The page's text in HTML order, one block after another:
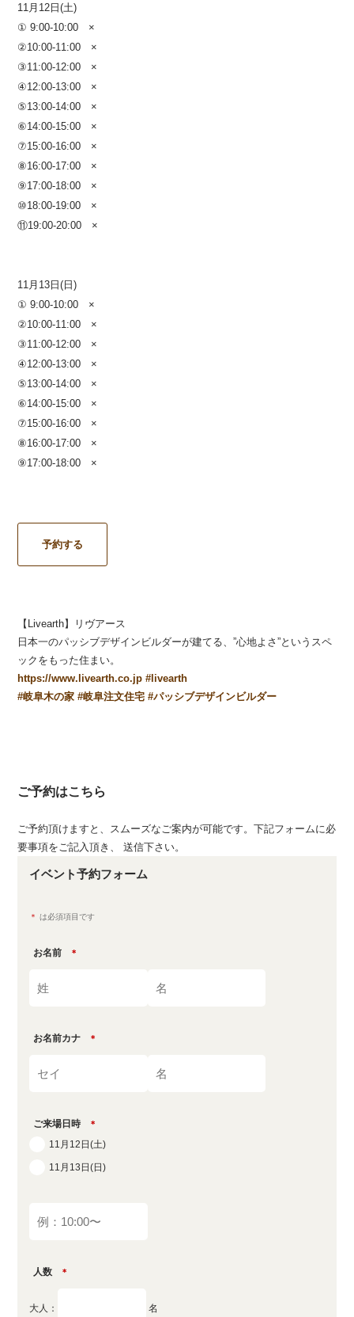
11月12日(土)
① 9:00-10:00 ×
②10:00-11:00 ×
③11:00-12:00 ×
④12:00-13:00 ×
⑤13:00-14:00 ×
⑥14:00-15:00 ×
⑦15:00-16:00 ×
⑧16:00-17:00 ×
⑨17:00-18:00 ×
⑩18:00-19:00 ×
⑪19:00-20:00 ×
11月13日(日)
① 9:00-10:00 ×
②10:00-11:00 ×
③11:00-12:00 ×
④12:00-13:00 ×
⑤13:00-14:00 ×
⑥14:00-15:00 ×
⑦15:00-16:00 ×
⑧16:00-17:00 ×
⑨17:00-18:00 ×
予約する
【Livearth】リヴアース
日本一のパッシブデザインビルダーが建てる、”心地よさ”というスペ
ックをもった住まい。
https://www.livearth.co.jp # livearth
#岐阜木の家 #岐阜注文住宅 #パッシブデザインビルダー
ご予約はこちら
ご予約頂けますと、スムーズなご案内が可能です。下記フォームに必
要事項をご記入頂き、 送信下さい。
イベント予約フォーム
＊ は必須項目です
お名前 ＊
お名前カナ ＊
ご来場日時 ＊
11月12日(土)
11月13日(日)
人数 ＊
大人： 名